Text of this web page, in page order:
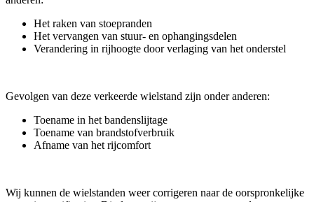
Het raken van stoepranden
Het vervangen van stuur- en ophangingsdelen
Verandering in rijhoogte door verlaging van het onderstel
Gevolgen van deze verkeerde wielstand zijn onder anderen:
Toename in het bandenslijtage
Toename van brandstofverbruik
Afname van het rijcomfort
Wij kunnen de wielstanden weer corrigeren naar de oorspronkelijke